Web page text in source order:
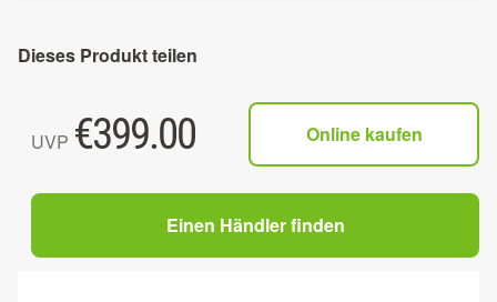
Dieses Produkt teilen
UVP €399.00 Online kaufen
Einen Händler finden